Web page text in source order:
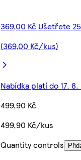
369,00 Kč Ušetřete
(369,00 Kč/kus)
Nabídka platí do 17.
499,90 Kč
499,90 Kč/kus
Quantity controls